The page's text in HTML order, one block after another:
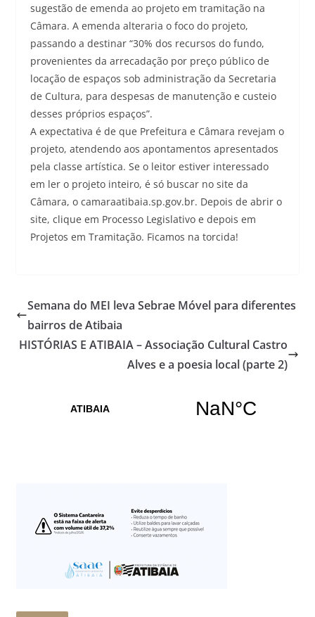
sugestão de emenda ao projeto em tramitação na
Câmara. A emenda alteraria o foco do projeto,
passando a destinar “30% dos recursos do fundo,
provenientes da arrecadação por preço público de
locação de espaços sob administração da Secretaria
de Cultura, para despesas de manutenção e custeio
desses próprios espaços”.
A expectativa é de que Prefeitura e Câmara revejam o
projeto, atendendo aos apontamentos apresentados
pela classe artística. Se o leitor estiver interessado
em ler o projeto inteiro, é só buscar no site da
Câmara, o camaraatibaia.sp.gov.br. Depois de abrir o
site, clique em Processo Legislativo e depois em
Projetos em Tramitação. Ficamos na torcida!
Semana do MEI leva Sebrae Móvel para diferentes
bairros de Atibaia
HISTÓRIAS E ATIBAIA – Associação Cultural Castro
Alves e a poesia local (parte 2)